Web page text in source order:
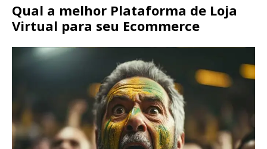
Qual a melhor Plataforma de Loja
Virtual para seu Ecommerce